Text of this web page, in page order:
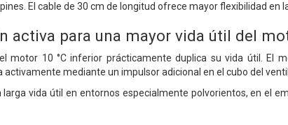
El cable de 30 cm de longitud ofrece mayor flexibilidad en
activa para una mayor vida útil del
motor 10 °C inferior prácticamente duplica su vida útil. El
mediante un impulsor adicional en el cubo del
larga vida útil en entornos especialmente polvorientos, en el